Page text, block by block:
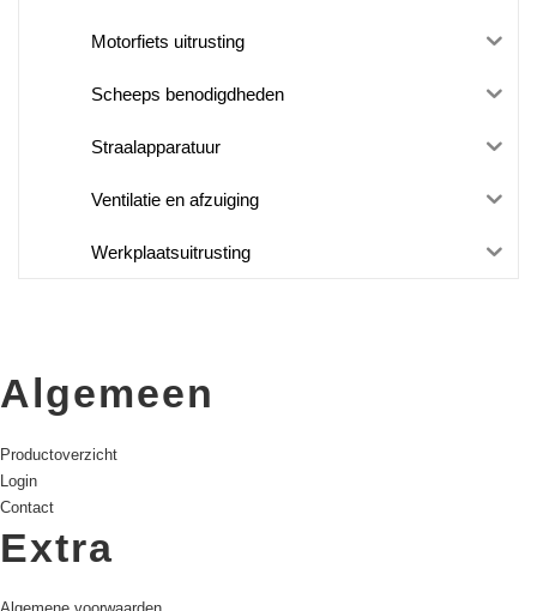
Motorfiets uitrusting
Scheeps benodigdheden
Straalapparatuur
Ventilatie en afzuiging
Werkplaatsuitrusting
Algemeen
Productoverzicht
Login
Contact
Extra